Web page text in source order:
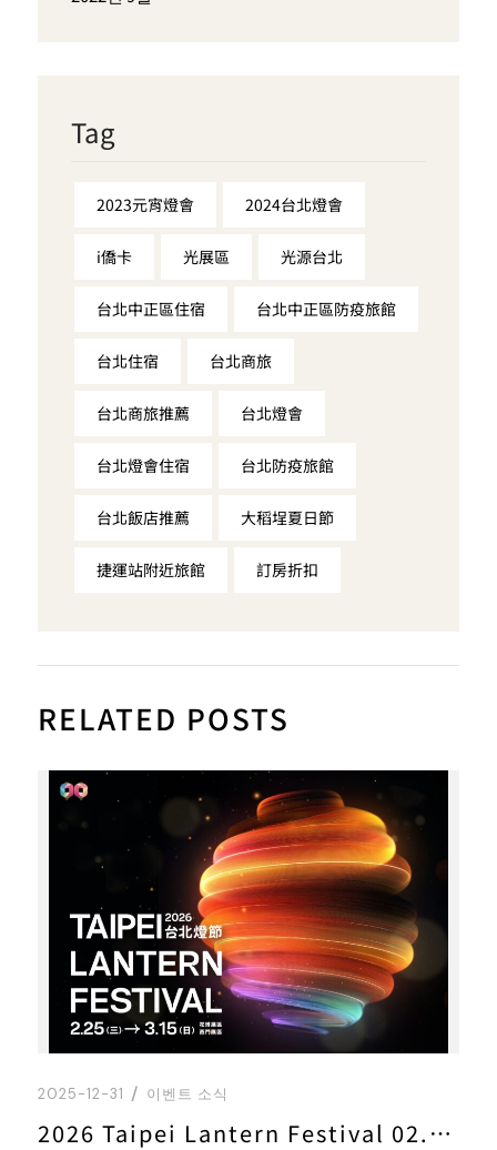
Tag
2023元宵燈會 2024台北燈會
i僑卡 光展區 光源台北
台北中正區住宿 台北中正區防疫旅館
台北住宿 台北商旅
台北商旅推薦 台北燈會
台北燈會住宿 台北防疫旅館
台北飯店推薦 大稻埕夏日節
捷運站附近旅館 訂房折扣
RELATED POSTS
2025-12-31 이벤트 소식
2026 Taipei Lantern Festival 02.25(Wed.) － 03.15(Sun.)